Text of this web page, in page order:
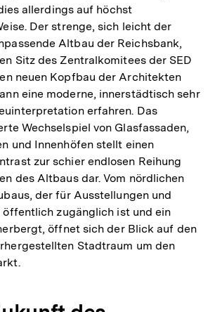
allerdings auf höchst
Der strenge, sich leicht der
Altbau der Reichsbank,
Sitz des Zentralkomitees der SED
neuen Kopfbau der Architekten
eine moderne, innerstädtisch sehr
erfahren. Das
Wechselspiel von Glasfassaden,
und Innenhöfen stellt einen
zur schier endlosen Reihung
des Altbaus dar. Vom nördlichen
der für Ausstellungen und
öffentlich zugänglich ist und ein
öffnet sich der Blick auf den
Stadtraum um den